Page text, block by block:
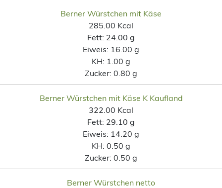
Berner Würstchen mit Käse
285.00 Kcal
Fett: 24.00 g
Eiweis: 16.00 g
KH: 1.00 g
Zucker: 0.80 g
Berner Würstchen mit Käse K Kaufland
322.00 Kcal
Fett: 29.10 g
Eiweis: 14.20 g
KH: 0.50 g
Zucker: 0.50 g
Berner Würstchen netto